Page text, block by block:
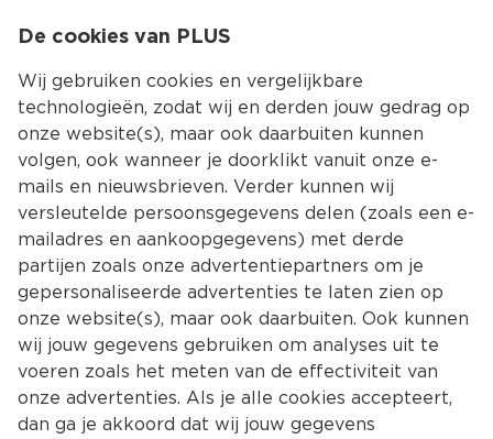
Kies jouw
De cookies van PLUS
Wij gebruiken cookies en vergelijkbare
technologieën, zodat wij en derden jouw gedrag op
onze website(s), maar ook daarbuiten kunnen
volgen, ook wanneer je doorklikt vanuit onze e-
mails en nieuwsbrieven. Verder kunnen wij
versleutelde persoonsgegevens delen (zoals een e-
mailadres en aankoopgegevens) met derde
partijen zoals onze advertentiepartners om je
gepersonaliseerde advertenties te laten zien op
onze website(s), maar ook daarbuiten. Ook kunnen
wij jouw gegevens gebruiken om analyses uit te
voeren zoals het meten van de effectiviteit van
onze advertenties. Als je alle cookies accepteert,
dan ga je akkoord dat wij jouw gegevens